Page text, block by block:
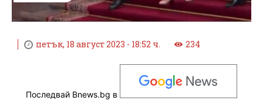
петък, 18 август 2023 - 18:52 ч. 234
Последвай Bnews.bg в